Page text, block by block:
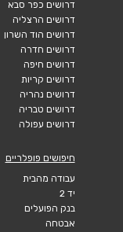
דרושים כפר סבא
דרושים הרצליה
דרושים הוד השרון
דרושים חדרה
דרושים חיפה
דרושים קריות
דרושים נהריה
דרושים טבריה
דרושים עפולה
חיפושים פופלריים
עבודה מהבית
יד 2
בנק הפועלים
אבטחה